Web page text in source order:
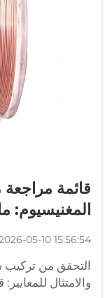
قائمة
المغنيسيوم:
05-10 15:56:54
التحقق من تركيب
والامتثال